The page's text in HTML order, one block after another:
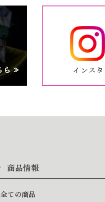
商品情報
全ての商品